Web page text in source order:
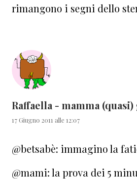
rimangono i segni dello
Raffaella - mamma
17 Giugno 2011 alle 12:07
@betsabè: immagino la
@mami: la prova dei 5